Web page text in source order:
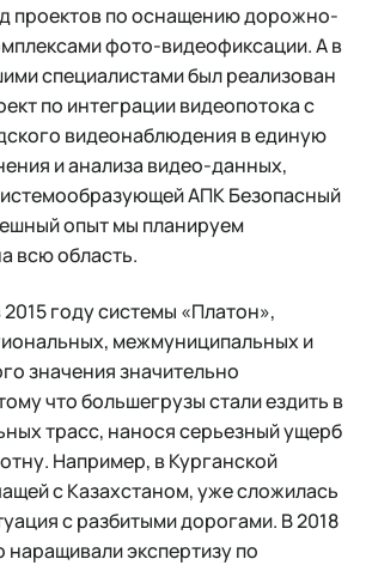
проектов по оснащению дорожно-
фото-видеофиксации. А в
специалистами был реализован
по интеграции видеопотока с
видеонаблюдения в единую
и анализа видео-данных,
АПК Безопасный
опыт мы планируем
всю область.
2015 году системы «Платон»,
межмуниципальных и
значения значительно
что большегрузы стали ездить в
трасс, нанося серьезный ущерб
Например, в Курганской
с Казахстаном, уже сложилась
с разбитыми дорогами. В 2018
наращивали экспертизу по